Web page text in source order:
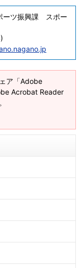
ーツ振興課 スポー
ア「Adobe
Acrobat Reader